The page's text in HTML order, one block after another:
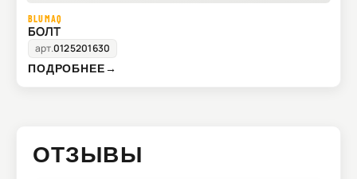
BLUMAQ
БОЛТ
арт.0125201630
ПОДРОБНЕЕ→
ОТЗЫВЫ